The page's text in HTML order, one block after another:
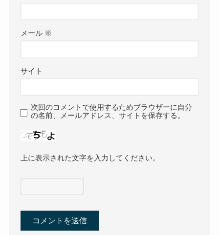
メール ※
サイト
次回のコメントで使用するためブラウザーに自分
の名前、メールアドレス、サイトを保存する。
上に表示された文字を入力してください。